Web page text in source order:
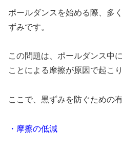
ポールダンスを始める際、多
ずみです。
この問題は、ポールダンス中
ことによる摩擦が原因で起こり
ここで、黒ずみを防ぐための
・摩擦の低減